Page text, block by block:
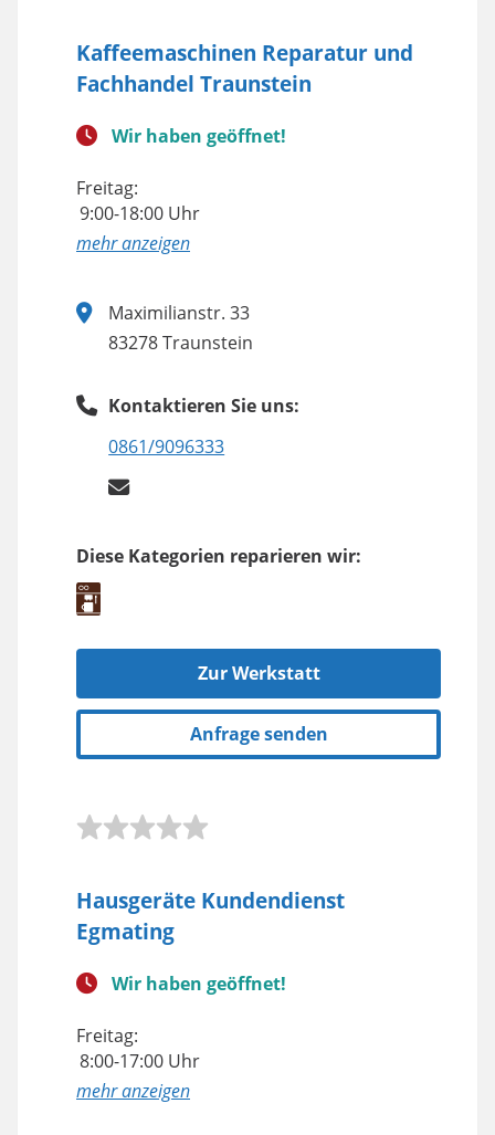
Kaffeemaschinen Reparatur und
Fachhandel Traunstein
Wir haben geöffnet!
Freitag:
9:00-18:00 Uhr
anzeigen
Maximilianstr. 33
83278 Traunstein
Kontaktieren Sie uns:
0861/9096333
Diese Kategorien reparieren wir:
Zur Werkstatt
Anfrage senden
Hausgeräte Kundendienst
Egmating
Wir haben geöffnet!
Freitag:
8:00-17:00 Uhr
anzeigen